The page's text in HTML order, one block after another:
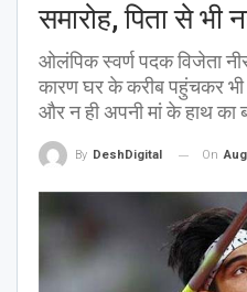
समारोह, पिता से भी
ओलंपिक स्वर्ण पदक विजेता
कारण घर के करीब पहुंचकर
और न ही अपनी मां के हाथ का
By DeshDigital On